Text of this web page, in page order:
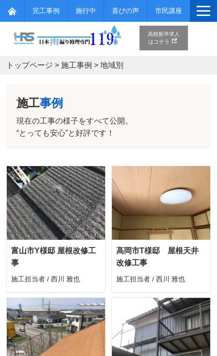
完工事例 施行中 喜びの声 市民講座
高校新卒求人
はコチラ
トップページ >施工事例 >地域別
施工事例
現在の工事の様子をすべて公開。
“とっても安心”と好評です！
富山市Y様邸 屋根改修工
事
施工担当者 / 西川 雅也
高岡市T様邸 屋根天井
改修工事
施工担当者 / 西川 雅也